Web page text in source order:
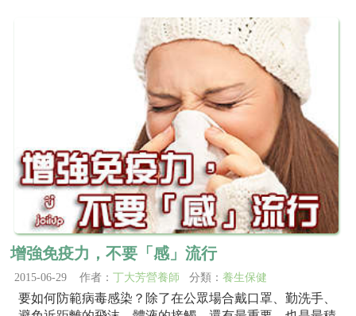
增強免疫力，不要「感」流行
2015-06-29 作者： 丁大芳營養師 分類： 養生保健
要如何防範病毒感染？除了在公眾場合戴口罩、勤洗手、